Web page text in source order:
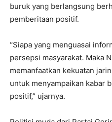
buruk yang berlangsung
pemberitaan positif.
“Siapa yang menguasai
persepsi masyarakat. Maka
memanfaatkan kekuatan
untuk menyampaikan kabar
positif,” ujarnya.